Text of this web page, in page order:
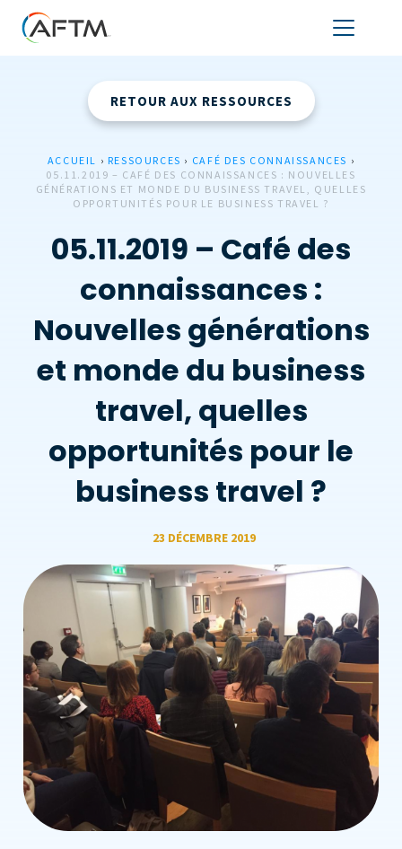
RETOUR AUX RESSOURCES
ACCUEIL › RESSOURCES › CAFÉ DES CONNAISSANCES ›
05.11.2019 – CAFÉ DES CONNAISSANCES : NOUVELLES
GÉNÉRATIONS ET MONDE DU BUSINESS TRAVEL, QUELLES
OPPORTUNITÉS POUR LE BUSINESS TRAVEL ?
05.11.2019 – Café des
connaissances :
Nouvelles générations
et monde du business
travel, quelles
opportunités pour le
business travel ?
23 DÉCEMBRE 2019